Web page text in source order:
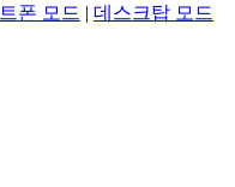
폰 모드 | 데스크탑 모드